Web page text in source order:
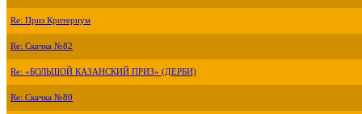
Re: Приз Критериум
Re: Скачка №82
Re: «БОЛЬШОЙ КАЗАНСКИЙ ПРИЗ» (ДЕРБИ)
Re: Скачка №80